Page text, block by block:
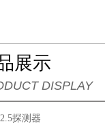
展示
DISPLAY
探测器